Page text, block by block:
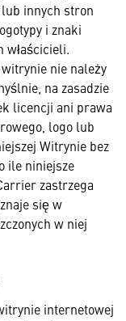
innych stron
i znaki
właścicieli.
nie należy
na zasadzie
licencji ani prawa
logo lub
Witrynie bez
ile niniejsze
zastrzega
się w
w niej
internetowej